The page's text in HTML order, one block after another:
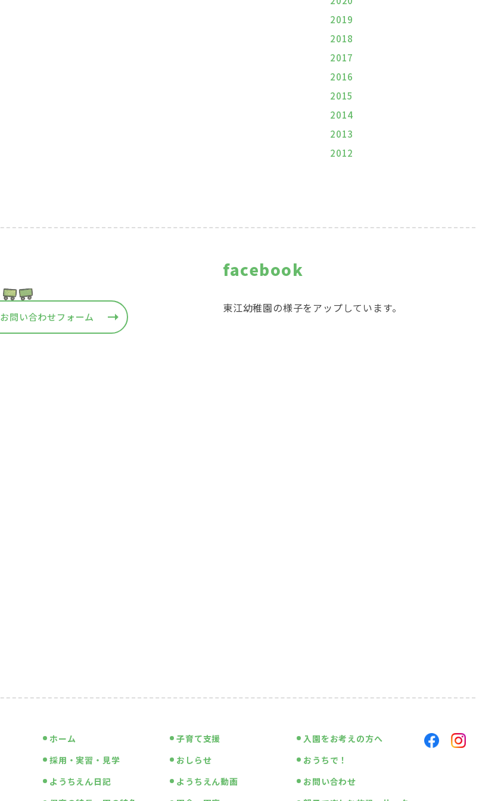
2019
2018
2017
2016
2015
2014
2013
2012
お問い合わせフォーム
facebook
東江幼稚園の様子をアップしています。
ホーム 子育て支援
入園をお考えの方へ
採用・実習・見学
おしらせ
おうちで！
ようちえん日記
ようちえん動画
お問い合わせ